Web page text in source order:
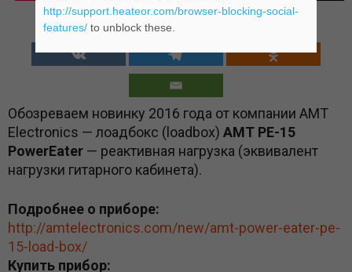
ПОДЕЛИТЬСЯ:
Обозреваем новинку 2016 года от компании AMT
Electronics — лоадбокс (loadbox) AMT PE-15
PowerEater — реактивная нагрузка (эквивалент
нагрузки гитарного кабинета).
Подробнее о приборе:
http://amtelectronics.com/new/amt-power-eater-pe-
15-load-box/
Купить прибор:
http://support.heateor.com/browser-blocking-social-
features/to unblock these.